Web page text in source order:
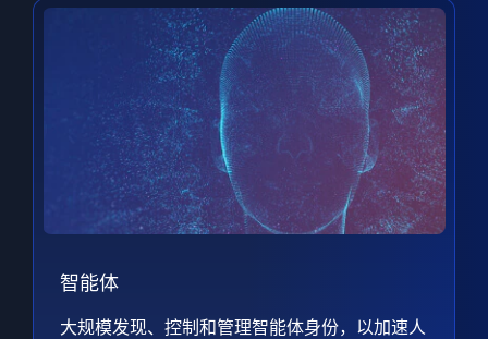
智能体
大规模发现、控制和管理智能体身份，以加速人